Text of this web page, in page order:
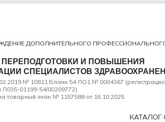
ДОПОЛНИТЕЛЬНОГО
ПЕРЕПОДГОТОВКИ И ПОВЫШЕНИЯ
СПЕЦИАЛИСТОВ
№ 10811 Бланк 54 ЛО1 № 0004367
Л035-01199-54/00209772)
товарный знак № 1157588 от 16.10.2025
КАТАЛОГ